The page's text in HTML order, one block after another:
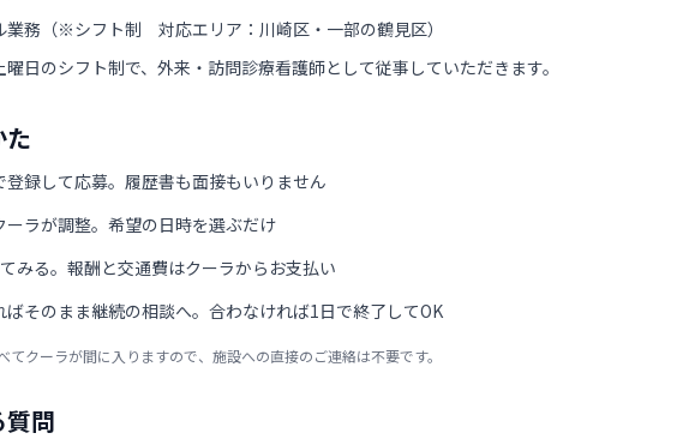
業務（※シフト制 対応エリア：川崎区・一部の鶴見区）
曜日のシフト制で、外来・訪問診療看護師として従事していただきます。
た
登録して応募。履歴書も面接もいりません
ーラが調整。希望の日時を選ぶだけ
みる。報酬と交通費はクーラからお支払い
ばそのまま継続の相談へ。合わなければ1日で終了してOK
てクーラが間に入りますので、施設への直接のご連絡は不要です。
質問